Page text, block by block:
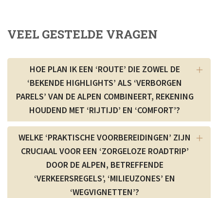
VEEL GESTELDE VRAGEN
HOE PLAN IK EEN ‘ROUTE’ DIE ZOWEL DE
‘BEKENDE HIGHLIGHTS’ ALS ‘VERBORGEN
PARELS’ VAN DE ALPEN COMBINEERT, REKENING
HOUDEND MET ‘RIJTIJD’ EN ‘COMFORT’?
WELKE ‘PRAKTISCHE VOORBEREIDINGEN’ ZIJN
CRUCIAAL VOOR EEN ‘ZORGELOZE ROADTRIP’
DOOR DE ALPEN, BETREFFENDE
‘VERKEERSREGELS’, ‘MILIEUZONES’ EN
‘WEGVIGNETTEN’?